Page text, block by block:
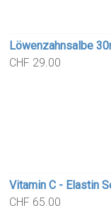
Löwenzahnsalbe
CHF 29.00
Vitamin C - Elastin
CHF 65.00